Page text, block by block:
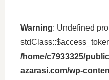
Warning: Undefined
/home/c7933325/
azarasi.com/wp-